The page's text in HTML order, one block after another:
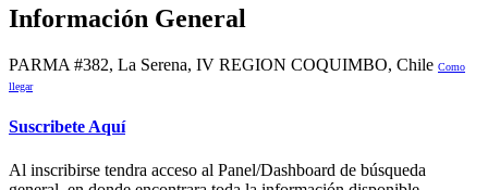
Información General
PARMA #382, La Serena, IV REGION COQUIMBO, Chile Como
llegar
Suscribete Aquí
Al inscribirse tendra acceso al Panel/Dashboard de búsqueda